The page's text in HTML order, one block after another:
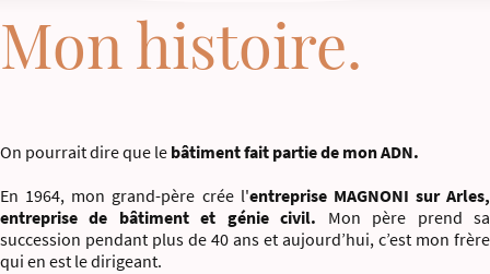
Mon histoire.
On pourrait dire que le bâtiment fait partie de mon ADN.
En 1964, mon grand-père crée l'entreprise MAGNONI sur Arles,
entreprise de bâtiment et génie civil. Mon père prend sa
succession pendant plus de 40 ans et aujourd’hui, c’est mon frère
qui en est le dirigeant.